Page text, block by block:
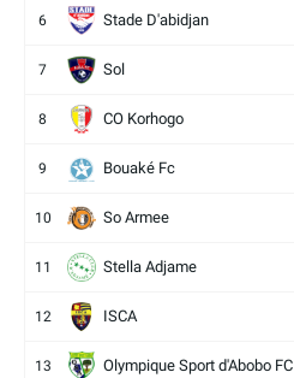
6 Stade D'abidjan
7 Sol
8 CO Korhogo
9 Bouaké Fc
10 So Armee
11 Stella Adjame
12 ISCA
13 Olympique Sport d'Abobo FC